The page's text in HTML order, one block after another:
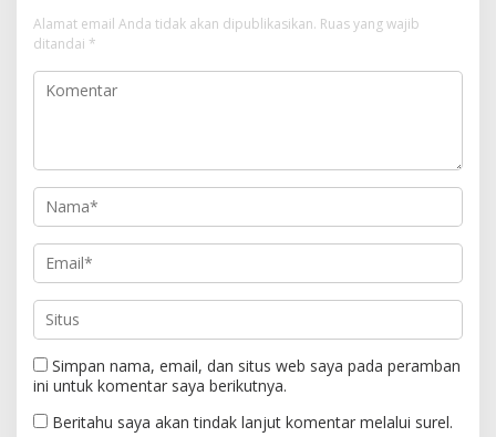
Alamat email Anda tidak akan dipublikasikan. Ruas yang wajib
ditandai *
Simpan nama, email, dan situs web saya pada peramban
ini untuk komentar saya berikutnya.
Beritahu saya akan tindak lanjut komentar melalui surel.